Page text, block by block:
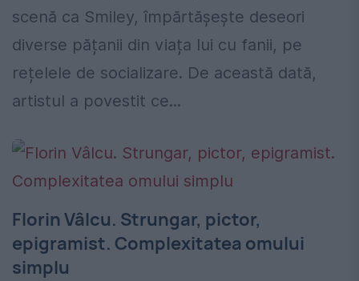
scenă ca Smiley, împărtășește deseori
diverse pățanii din viața lui cu fanii, pe
rețelele de socializare. De această dată,
artistul a povestit ce...
Florin Vâlcu. Strungar, pictor,
epigramist. Complexitatea omului
simplu